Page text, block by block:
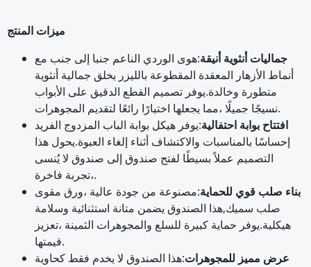
ميزات المنتج
جماليات أنثوية أنيقة:هوى الوردي الناعم جنبا إلى جنب مع
أنماط الأزهار المعقدة المقطوعة بالليزر يخلق جمالية أنثوية
متطورة وخالدة.يوفر تصميم القطع الدقيق على الأبواب
نسيجًا جميلًا ،مما يجعلها اختيارًا رائعًا لتقديم المجوهرات.
افتتاح بوابة احتفالية:يوفر هيكل بوابة الباب المزدوج الفريد
إحساسًا بالمناسبات والاكتشاف أثناء إلغاء العبوة.يحول هذا
التصميم عملاً بسيطًا لفتح صندوق إلى صندوق لا يُنسى
،تجربة فاخرة.
بناء صلب قوي للحماية:مصنوعة من جودة عالية ،ورق مقوى
صلب سميك,هذا الصندوق يضمن متانة استثنائية وسلامة
هيكلية.يوفر حماية كبيرة للسلع والمجوهرات الثمينة ،تعزيز
قيمتها.
عرض مميز للمجوهرات:هذا الصندوق لا يخدم فقط كحاوية